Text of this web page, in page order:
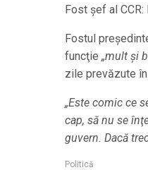
Fost șef al CCR:
Fostul
funcţie „mult şi
zile prevăzute
„Este comic ce
cap, să nu se
guvern. Dacă
Politică